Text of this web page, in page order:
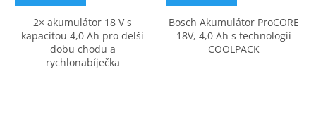
2× akumulátor 18 V s
kapacitou 4,0 Ah pro delší
dobu chodu a
rychlonabíječka
Bosch Akumulátor ProCORE
18V, 4,0 Ah s technologií
COOLPACK